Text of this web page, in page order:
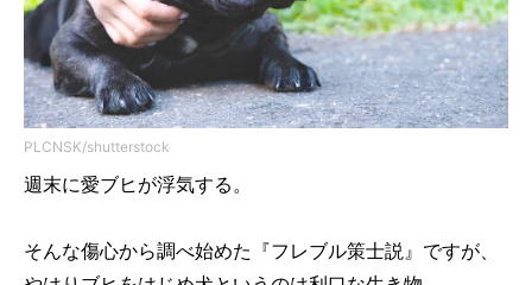
PLCNSK/shutterstock
週末に愛ブヒが浮気する。
そんな傷心から調べ始めた『フレブル策士説』ですが、